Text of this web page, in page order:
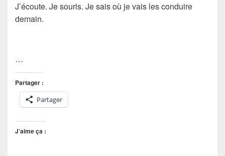
J’écoute. Je souris. Je sais où je vais les conduire
demain.
…
Partager :
Partager
J’aime ça :